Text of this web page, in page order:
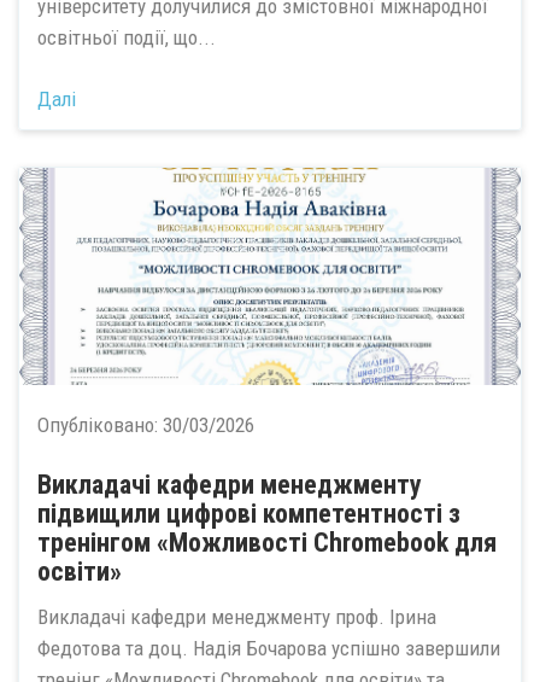
університету долучилися до змістовної міжнародної
освітньої події, що...
Далі
Опубліковано: 30/03/2026
Викладачі кафедри менеджменту
підвищили цифрові компетентності з
тренінгом «Можливості Chromebook для
освіти»
Викладачі кафедри менеджменту проф. Ірина
Федотова та доц. Надія Бочарова успішно завершили